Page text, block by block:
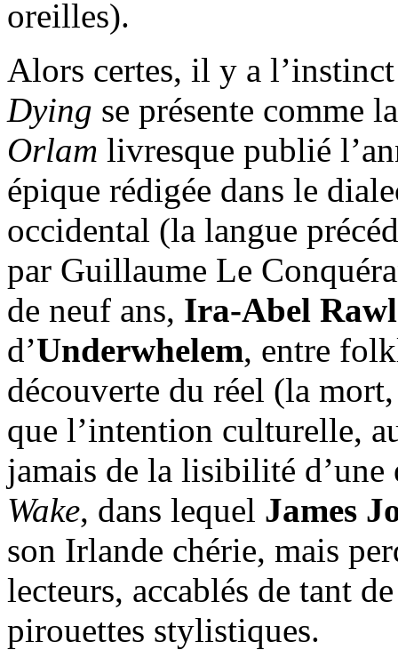
oreilles).
Alors certes, il y a
Dying se présente comme
Orlam livresque publié
épique rédigée dans le
occidental (la langue
par Guillaume Le
de neuf ans, Ira-Abel
d’Underwhelem, entre
découverte du réel (la
que l’intention culturelle,
jamais de la lisibilité
Wake, dans lequel James
son Irlande chérie, mais
lecteurs, accablés de tant
pirouettes stylistiques.